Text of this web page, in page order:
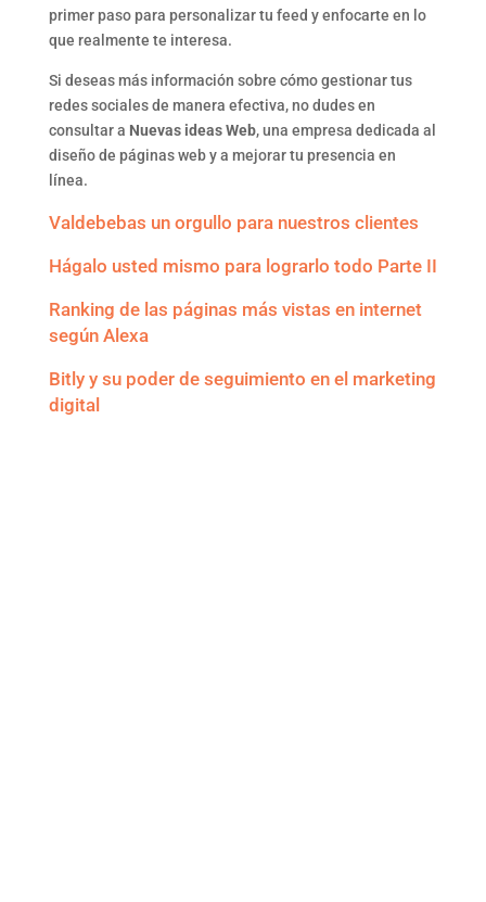
primer paso para personalizar tu feed y enfocarte en lo
que realmente te interesa.
Si deseas más información sobre cómo gestionar tus
redes sociales de manera efectiva, no dudes en
consultar a Nuevas ideas Web, una empresa dedicada al
diseño de páginas web y a mejorar tu presencia en
línea.
Valdebebas un orgullo para nuestros clientes
Hágalo usted mismo para lograrlo todo Parte II
Ranking de las páginas más vistas en internet
según Alexa
Bitly y su poder de seguimiento en el marketing
digital